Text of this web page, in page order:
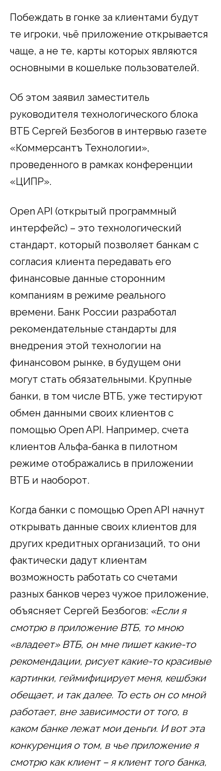
Побеждать в гонке за клиентами будут
те игроки, чьё приложение открывается
чаще, а не те, карты которых являются
основными в кошельке пользователей.
Об этом заявил заместитель
руководителя технологического блока
ВТБ Сергей Безбогов в интервью газете
«Коммерсантъ Технологии»,
проведенного в рамках конференции
«ЦИПР».
Open API (открытый программный
интерфейс) – это технологический
стандарт, который позволяет банкам с
согласия клиента передавать его
финансовые данные сторонним
компаниям в режиме реального
времени. Банк России разработал
рекомендательные стандарты для
внедрения этой технологии на
финансовом рынке, в будущем они
могут стать обязательными. Крупные
банки, в том числе ВТБ, уже тестируют
обмен данными своих клиентов с
помощью Open API. Например, счета
клиентов Альфа-банка в пилотном
режиме отображались в приложении
ВТБ и наоборот.
Когда банки с помощью Open API начнут
открывать данные своих клиентов для
других кредитных организаций, то они
фактически дадут клиентам
возможность работать со счетами
разных банков через чужое приложение,
объясняет Сергей Безбогов: «Если я
смотрю в приложение ВТБ, то мною
«владеет» ВТБ, он мне пишет какие-то
рекомендации, рисует какие-то красивые
картинки, геймифицирует меня, кешбэки
обещает, и так далее. То есть он со мной
работает, вне зависимости от того, в
каком банке лежат мои деньги. И вот эта
конкуренция о том, в чье приложение я
смотрю как клиент – я клиент того банка,